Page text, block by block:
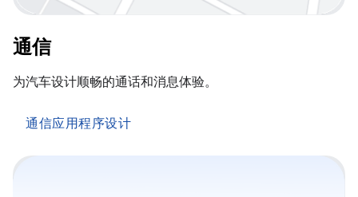
通信
为汽车设计顺畅的通话和消息体验。
通信应用程序设计